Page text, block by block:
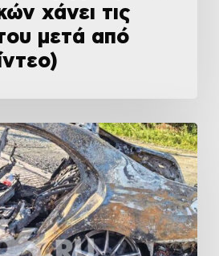
χάνει τις
μετά από